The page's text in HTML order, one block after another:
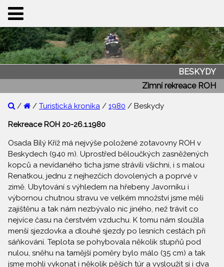
BESKYDY
Zimní rekreace ROH
/ / Turistická kronika / 1980 / Beskydy
Rekreace ROH 20-26.1.1980
Osada Bílý Kříž má nejvýše položené zotavovny ROH v
Beskydech (940 m). Uprostřed běloučkých zasněžených
kopců a nevídaného ticha jsme strávili všichni, i s malou
Renatkou, jednu z nejhezčích dovolených a poprvé v
zimě. Ubytování s výhledem na hřebeny Javorníku i
výbornou chutnou stravu ve velkém množství jsme měli
zajištěnu a tak nám nezbývalo nic jiného, než trávit co
nejvíce času na čerstvém vzduchu. K tomu nám sloužila
menší sjezdovka a dlouhé sjezdy po lesních cestách při
sáňkování. Teplota se pohybovala několik stupňů pod
nulou, sněhu na tamější poměry bylo málo (35 cm) a tak
jsme mohli vykonat i několik pěších túr a vysloužit si i dva